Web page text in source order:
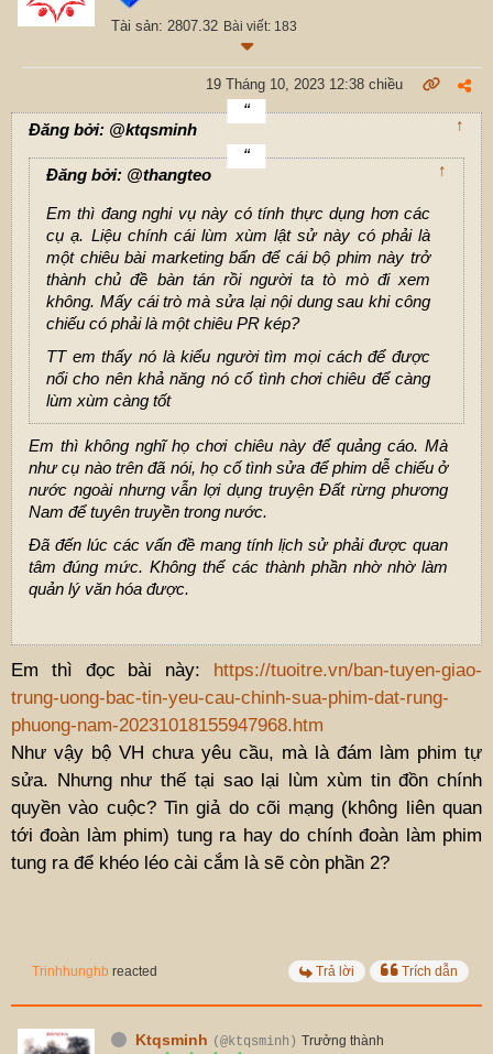
Tài sản: 2807.32 Bài viết: 183
19 Tháng 10, 2023 12:38 chiều
Đăng bởi: @ktqsminh ↑
Đăng bởi: @thangteo ↑
Em thì đang nghi vụ này có tính thực dụng hơn các
cụ ạ. Liệu chính cái lùm xùm lật sử này có phải là
một chiêu bài marketing bẩn để cái bộ phim này trở
thành chủ đề bàn tán rồi người ta tò mò đi xem
không. Mấy cái trò mà sửa lại nội dung sau khi công
chiếu có phải là một chiêu PR kép?
TT em thấy nó là kiểu người tìm mọi cách để được
nổi cho nên khả năng nó cố tình chơi chiêu để càng
lùm xùm càng tốt
Em thì không nghĩ họ chơi chiêu này để quảng cáo. Mà
như cụ nào trên đã nói, họ cố tình sửa để phim dễ chiếu ở
nước ngoài nhưng vẫn lợi dụng truyện Đất rừng phương
Nam để tuyên truyền trong nước.
Đã đến lúc các vấn đề mang tính lịch sử phải được quan
tâm đúng mức. Không thể các thành phần nhờ nhờ làm
quản lý văn hóa được.
Em thì đọc bài này: https://tuoitre.vn/ban-tuyen-giao-
trung-uong-bac-tin-yeu-cau-chinh-sua-phim-dat-rung-
phuong-nam-20231018155947968.htm
Như vậy bộ VH chưa yêu cầu, mà là đám làm phim tự
sửa. Nhưng như thế tại sao lại lùm xùm tin đồn chính
quyền vào cuộc? Tin giả do cõi mạng (không liên quan
tới đoàn làm phim) tung ra hay do chính đoàn làm phim
tung ra để khéo léo cài cắm là sẽ còn phần 2?
Trinhhunghb reacted Trả lời Trích dẫn
Ktqsminh (@ktqsminh) Trưởng thành